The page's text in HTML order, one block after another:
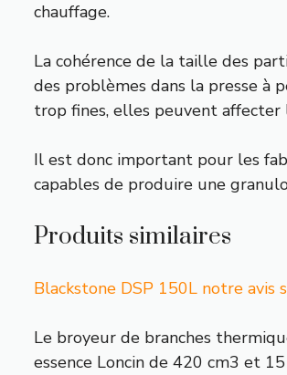
chauffage.
La cohérence de la taille des
des problèmes dans la presse à
trop fines, elles peuvent affecter
Il est donc important pour les
capables de produire une
Produits similaires
Blackstone DSP 150L notre avis
Le broyeur de branches
essence Loncin de 420 cm3 et